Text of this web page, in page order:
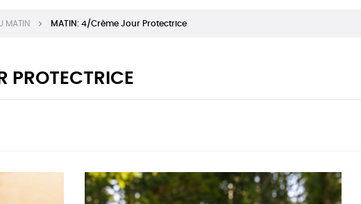
MATIN MATIN: 4/Crème Jour Protectrice
PROTECTRICE